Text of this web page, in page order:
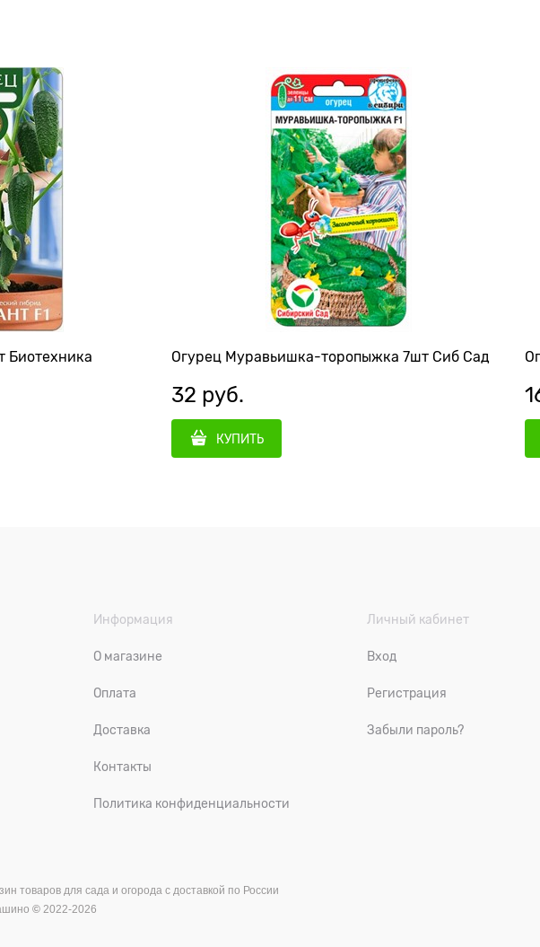
F1 8шт Биотехника Огурец Муравьишка-торопыжка 7шт Сиб Сад
32 руб.
КУПИТЬ
Информация
О магазине
Оплата
Доставка
Контакты
Политика конфиденциальности
Личный кабинет
Вход
Регистрация
Забыли пароль?
товаров для сада и огорода с доставкой по России
© 2022-2026